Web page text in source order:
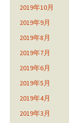
2019年10月
2019年9月
2019年8月
2019年7月
2019年6月
2019年5月
2019年4月
2019年3月